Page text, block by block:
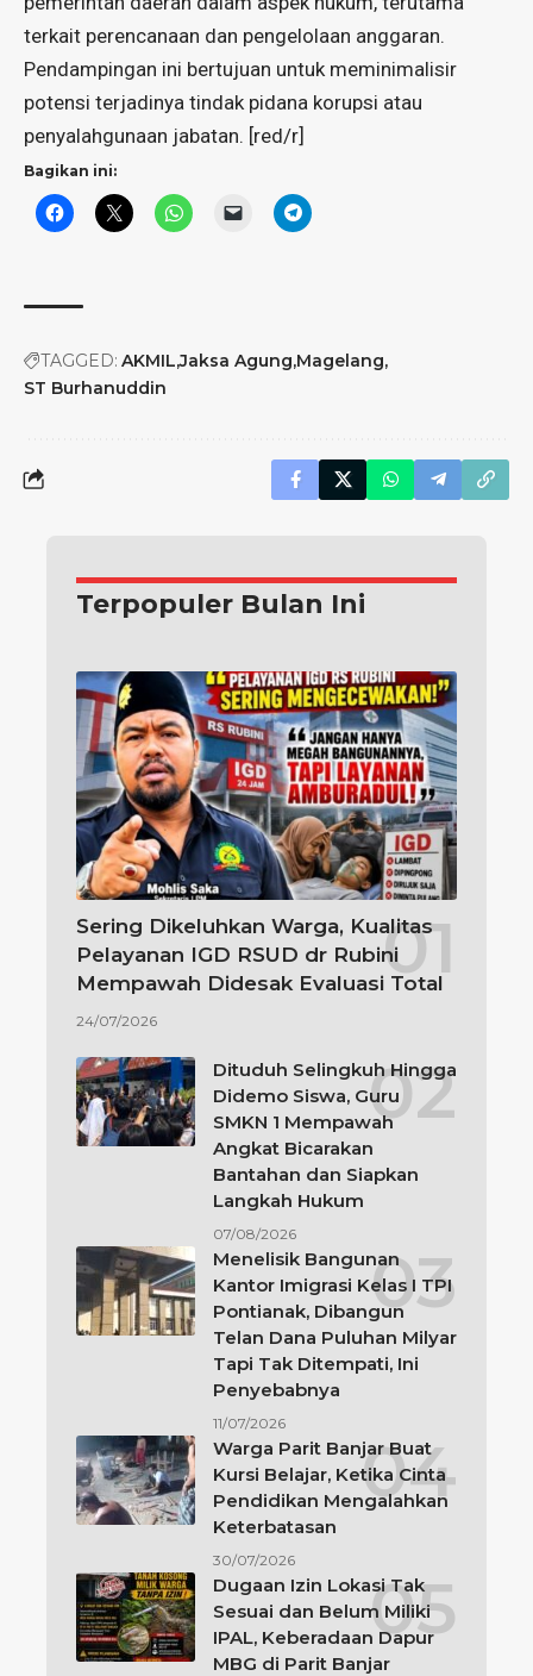
terkait perencanaan dan pengelolaan anggaran.
Pendampingan ini bertujuan untuk meminimalisir
potensi terjadinya tindak pidana korupsi atau
penyalahgunaan jabatan. [red/r]
Bagikan ini:
TAGGED: AKMIL Jaksa Agung Magelang
ST Burhanuddin
Terpopuler Bulan Ini
Sering Dikeluhkan Warga, Kualitas
Pelayanan IGD RSUD dr Rubini
Mempawah Didesak Evaluasi Total
24/07/2026
Dituduh Selingkuh Hingga
Didemo Siswa, Guru
SMKN 1 Mempawah
Angkat Bicarakan
Bantahan dan Siapkan
Langkah Hukum
07/08/2026
Menelisik Bangunan
Kantor Imigrasi Kelas I TPI
Pontianak, Dibangun
Telan Dana Puluhan Milyar
Tapi Tak Ditempati, Ini
Penyebabnya
11/07/2026
Warga Parit Banjar Buat
Kursi Belajar, Ketika Cinta
Pendidikan Mengalahkan
Keterbatasan
30/07/2026
Dugaan Izin Lokasi Tak
Sesuai dan Belum Miliki
IPAL, Keberadaan Dapur
MBG di Parit Banjar